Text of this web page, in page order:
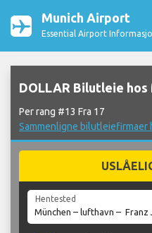
Munich Airport
Essential Airport
DOLLAR Bilutleie
Per rang #13 Fra 17
Sammenligne bilutleiefirmaer
Hentested